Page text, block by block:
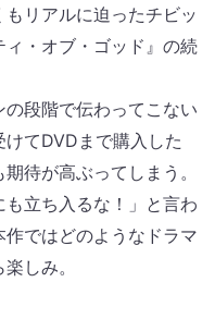
リアルに迫ったチビッ
・オブ・ゴッド』の続
段階で伝わってこない
てDVDまで購入した
待が高ぶってしまう。
立ち入るな！」と言わ
ではどのようなドラマ
しみ。